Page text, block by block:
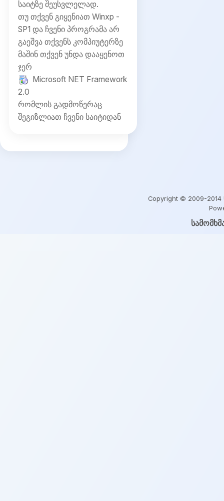
საიტზე შეუსვლელად.
თუ თქვენ გიყენიათ Winxp -
SP1 და ჩვენი პროგრამა არ
გაეშვა თქვენს კომპიუტერზე
მაშინ თქვენ უნდა დააყენოთ
ჯერ
Microsoft NET Framework
2.0
რომლის გადმოწერაც
შეგიზლიათ ჩვენი საიტიდან
Copyright © 2009-2014